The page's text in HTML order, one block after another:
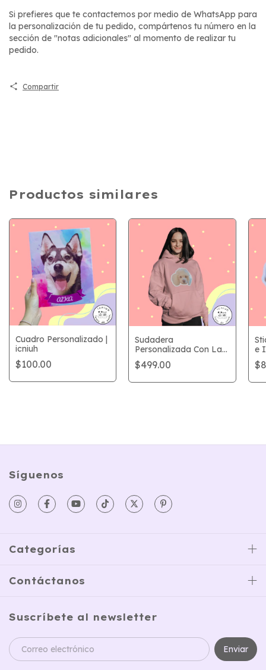
Si prefieres que te contactemos por medio de WhatsApp para
la personalización de tu pedido, compártenos tu número en la
sección de "notas adicionales" al momento de realizar tu
pedido.
Compartir
Productos similares
Cuadro Personalizado |
icniuh
$100.00
Sudadera
Personalizada Con La
Carita de Tu Mascota |
icniuh
$499.00
e
Síguenos
Categorías
Contáctanos
Suscríbete al newsletter